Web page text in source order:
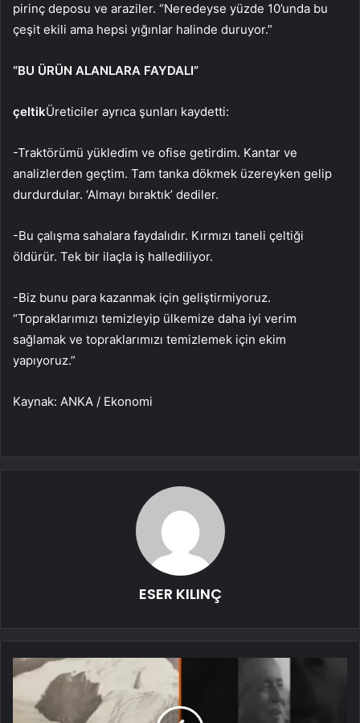
pirinç deposu ve araziler. “Neredeyse yüzde 10’unda bu
çeşit ekili ama hepsi yığınlar halinde duruyor.”
“BU ÜRÜN ALANLARA FAYDALI”
çeltikÜreticiler ayrıca şunları kaydetti:
-Traktörümü yükledim ve ofise getirdim. Kantar ve
analizlerden geçtim. Tam tanka dökmek üzereyken gelip
durdurdular. ‘Almayı bıraktık’ dediler.
-Bu çalışma sahalara faydalıdır. Kırmızı taneli çeltiği
öldürür. Tek bir ilaçla iş hallediliyor.
-Biz bunu para kazanmak için geliştirmiyoruz.
“Topraklarımızı temizleyip ülkemize daha iyi verim
sağlamak ve topraklarımızı temizlemek için ekim
yapıyoruz.”
Kaynak: ANKA / Ekonomi
ESER KILINÇ